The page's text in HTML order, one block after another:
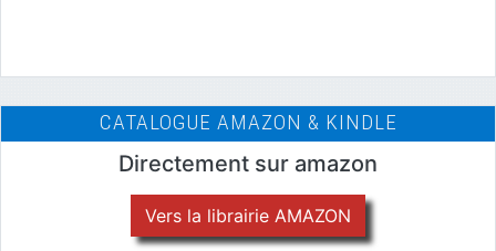
CATALOGUE AMAZON & KINDLE
Directement sur amazon
Vers la librairie AMAZON